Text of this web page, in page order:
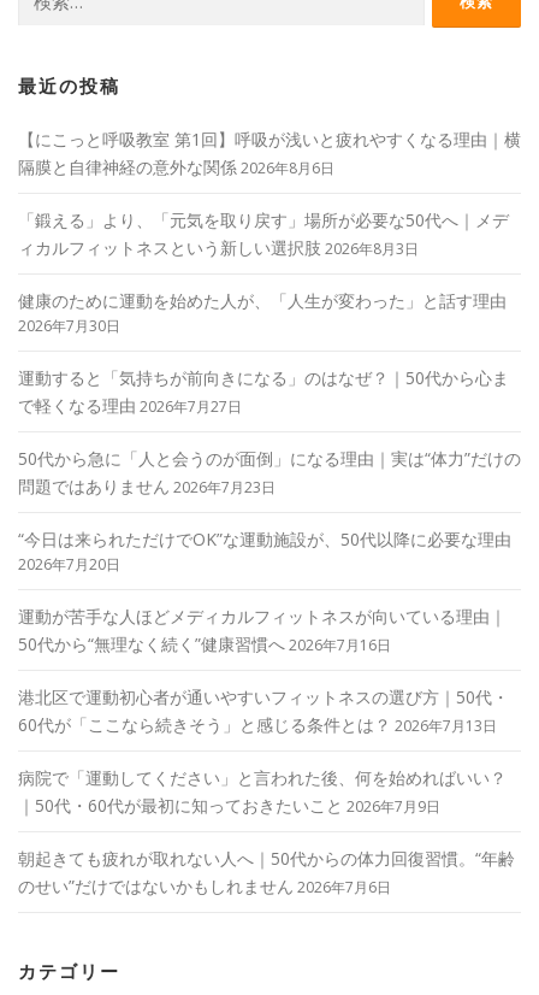
索:
最近の投稿
【にこっと呼吸教室 第1回】呼吸が浅いと疲れやすくなる理由｜横
隔膜と自律神経の意外な関係2026年8月6日
「鍛える」より、「元気を取り戻す」場所が必要な50代へ｜メデ
ィカルフィットネスという新しい選択肢 2026年8月3日
健康のために運動を始めた人が、「人生が変わった」と話す理由
2026年7月30日
運動すると「気持ちが前向きになる」のはなぜ？｜50代から心ま
で軽くなる理由 2026年7月27日
50代から急に「人と会うのが面倒」になる理由｜実は“体力”だけの
問題ではありません 2026年7月23日
“今日は来られただけでOK”な運動施設が、50代以降に必要な理由
2026年7月20日
運動が苦手な人ほどメディカルフィットネスが向いている理由｜
50代から“無理なく続く”健康習慣へ2026年7月16日
港北区で運動初心者が通いやすいフィットネスの選び方｜50代・
60代が「ここなら続きそう」と感じる条件とは？ 2026年7月13日
病院で「運動してください」と言われた後、何を始めればいい？
｜50代・60代が最初に知っておきたいこと 2026年7月9日
朝起きても疲れが取れない人へ｜50代からの体力回復習慣。“年齢
のせい”だけではないかもしれません 2026年7月6日
カテゴリー